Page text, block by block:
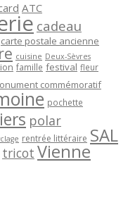
ATC
cadeau
carte postale ancienne
cuisine Deux-Sèvres
famille festival fleur
commémoratif
pochette
polar
rentrée littéraire SAL
tricot Vienne